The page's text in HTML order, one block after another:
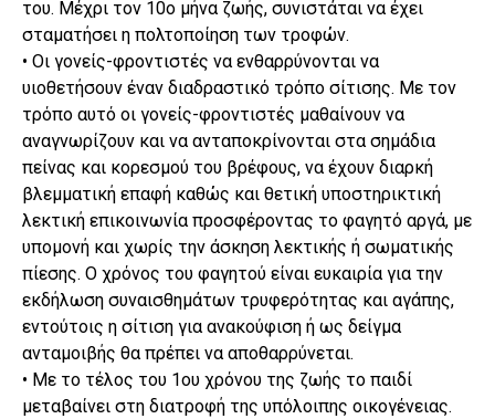
του. Μέχρι τον 10ο μήνα ζωής, συνιστάται να έχει
σταματήσει η πολτοποίηση των τροφών.
• Οι γονείς-φροντιστές να ενθαρρύνονται να
υιοθετήσουν έναν διαδραστικό τρόπο σίτισης. Με τον
τρόπο αυτό οι γονείς-φροντιστές μαθαίνουν να
αναγνωρίζουν και να ανταποκρίνονται στα σημάδια
πείνας και κορεσμού του βρέφους, να έχουν διαρκή
βλεμματική επαφή καθώς και θετική υποστηρικτική
λεκτική επικοινωνία προσφέροντας το φαγητό αργά, με
υπομονή και χωρίς την άσκηση λεκτικής ή σωματικής
πίεσης. Ο χρόνος του φαγητού είναι ευκαιρία για την
εκδήλωση συναισθημάτων τρυφερότητας και αγάπης,
εντούτοις η σίτιση για ανακούφιση ή ως δείγμα
ανταμοιβής θα πρέπει να αποθαρρύνεται.
• Με το τέλος του 1ου χρόνου της ζωής το παιδί
μεταβαίνει στη διατροφή της υπόλοιπης οικογένειας.